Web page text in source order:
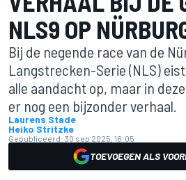
NLS9 OP
Bij de negende race van de
Langstrecken-Serie (NLS)
alle aandacht op, maar in
er nog een bijzonder verhaal.
Laurens Stade
Heiko Stritzke
Gepubliceerd: 30 sep 2025, 16:05
TOEVOEGEN ALS